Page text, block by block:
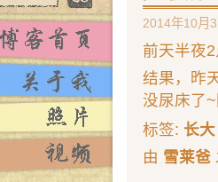
2014年10月
前天半夜
结果，昨
没尿床了~
标签: 长大
由 雪莱爸